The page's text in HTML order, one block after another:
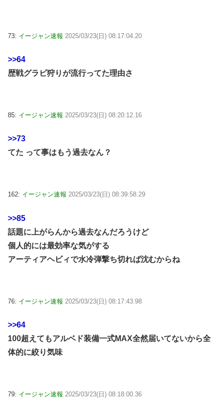
73: イージャン速報 2025/03/23(日) 08:17:04.20
>>64
歴戦グラビ狩りが流行ってた理由さ
85: イージャン速報 2025/03/23(日) 08:20:12.16
>>73
てた って事はもう過去なん？
162: イージャン速報 2025/03/23(日) 08:39:58.29
>>85
話題に上がらんから過去なんだろうけど
個人的には最効率な気がする
アーティアヘビィで水冷弾撃ち切れば沈むからね
76: イージャン速報 2025/03/23(日) 08:17:43.98
>>64
100超えてもアルベド装備一式MAX全然届いてないから全
体的に絞り気味
79: イージャン速報 2025/03/23(日) 08:18:00.36